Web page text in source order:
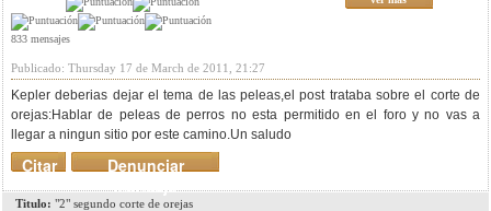
833 mensajes
Publicado: Thursday 17 de March de 2011, 21:27
Kepler deberias dejar el tema de las peleas,el post trataba sobre el corte de
orejas:Hablar de peleas de perros no esta permitido en el foro y no vas a
llegar a ningun sitio por este camino.Un saludo
Denunciar
mensaje
Citar
Titulo: "2" segundo corte de orejas